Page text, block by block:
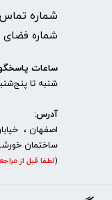
شماره
ساعات
شنبه تا
آدرس:
اصفهان ،
ساختمان خورشید، طبقه 4،
(لطفا قبل از